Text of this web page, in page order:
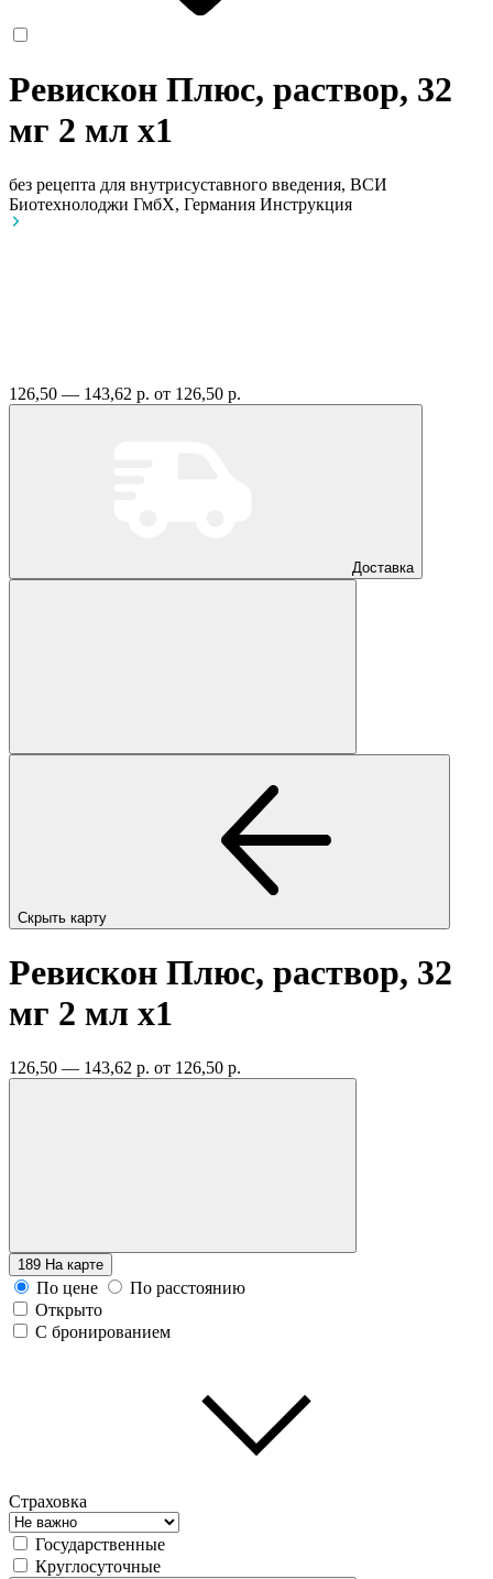
Ревискон Плюс, раствор, 32
мг 2 мл x1
без рецепта для внутрисуставного введения, ВСИ
Биотехнолоджи ГмбХ, Германия Инструкция
126,50 — 143,62 р. от 126,50 р.
Доставка
Скрыть карту
Ревискон Плюс, раствор, 32
мг 2 мл x1
126,50 — 143,62 р. от 126,50 р.
189 На карте
По цене
По расстоянию
Открыто
С бронированием
Страховка
Государственные
Круглосуточные